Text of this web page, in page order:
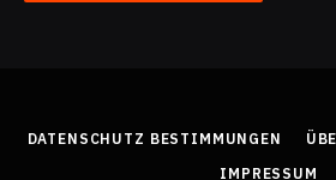
DATENSCHUTZ BESTIMMUNGEN
IMPRESSUM